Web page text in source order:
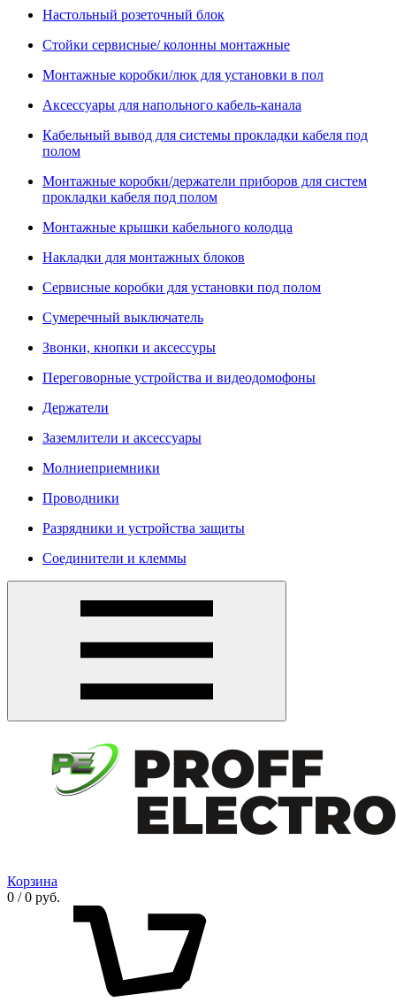
Настольный розеточный блок
Стойки сервисные/ колонны монтажные
Монтажные коробки/люк для установки в пол
Аксессуары для напольного кабель-канала
Кабельный вывод для системы прокладки кабеля под
полом
Монтажные коробки/держатели приборов для систем
прокладки кабеля под полом
Монтажные крышки кабельного колодца
Накладки для монтажных блоков
Сервисные коробки для установки под полом
Сумеречный выключатель
Звонки, кнопки и аксессуры
Переговорные устройства и видеодомофоны
Держатели
Заземлители и аксессуары
Молниеприемники
Проводники
Разрядники и устройства защиты
Соединители и клеммы
Корзина
0 / 0 руб.